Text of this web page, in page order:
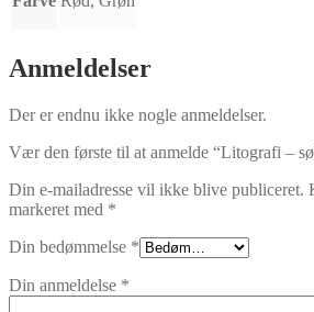
Anmeldelser
Der er endnu ikke nogle anmeldelser.
Vær den første til at anmelde “Litografi –
Din e-mailadresse vil ikke blive publiceret.
markeret med *
Din bedømmelse *
Din anmeldelse *